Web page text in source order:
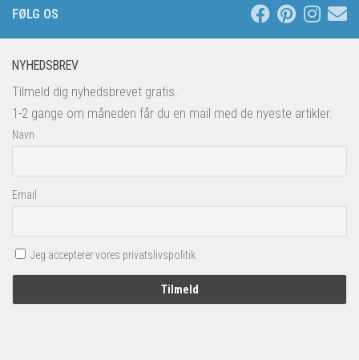
FØLG OS
NYHEDSBREV
Tilmeld dig nyhedsbrevet gratis.
1-2 gange om måneden får du en mail med de nyeste artikler.
Navn
Email
Jeg accepterer vores privatslivspolitik